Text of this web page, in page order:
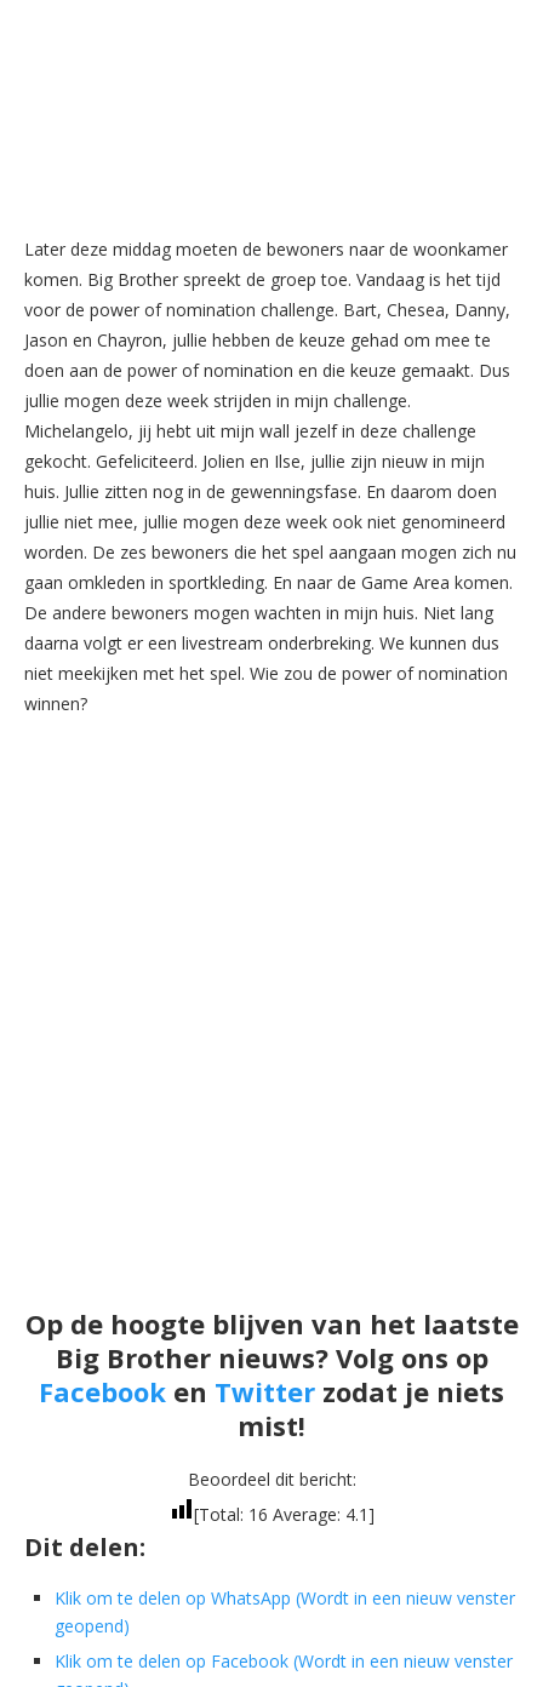
Later deze middag moeten de bewoners naar de woonkamer
komen. Big Brother spreekt de groep toe. Vandaag is het tijd
voor de power of nomination challenge. Bart, Chesea, Danny,
Jason en Chayron, jullie hebben de keuze gehad om mee te
doen aan de power of nomination en die keuze gemaakt. Dus
jullie mogen deze week strijden in mijn challenge.
Michelangelo, jij hebt uit mijn wall jezelf in deze challenge
gekocht. Gefeliciteerd. Jolien en Ilse, jullie zijn nieuw in mijn
huis. Jullie zitten nog in de gewenningsfase. En daarom doen
jullie niet mee, jullie mogen deze week ook niet genomineerd
worden. De zes bewoners die het spel aangaan mogen zich nu
gaan omkleden in sportkleding. En naar de Game Area komen.
De andere bewoners mogen wachten in mijn huis. Niet lang
daarna volgt er een livestream onderbreking. We kunnen dus
niet meekijken met het spel. Wie zou de power of nomination
winnen?
Op de hoogte blijven van het laatste
Big Brother nieuws? Volg ons op
Facebook en Twitter zodat je niets
mist!
Beoordeel dit bericht:
[Total: 16 Average: 4.1]
Dit delen:
Klik om te delen op WhatsApp (Wordt in een nieuw venster
geopend)
Klik om te delen op Facebook (Wordt in een nieuw venster